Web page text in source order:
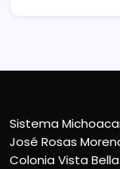
Sistema
José Rosas
Colonia Vista Bella